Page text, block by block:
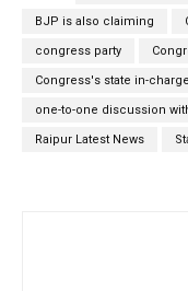
BJP is also claiming
congress party
Congress's state in-
one-to-one discussion
Raipur Latest News